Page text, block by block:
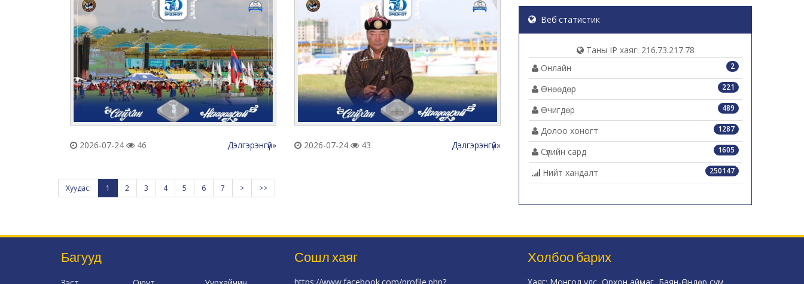
2026-07-24 46 Дэлгэрэнгүй» 2026-07-24 43 Дэлгэрэнгүй»
Хуудас: 1 2 3 4 5 6 7 > >>
Веб статистик
Таны IP хаяг: 216.73.217.78
2
Онлайн
221
Өнөөдөр
489
Өчигдөр
1287
Долоо хоногт
1605
Сүүлийн сард
250147
Нийт хандалт
Багууд Сошл хаяг Холбоо барих